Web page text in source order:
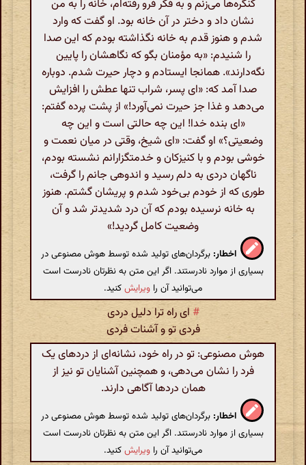
کنگره‌ها می‌زنم و به فکر فرو رفته‌ام، خانه را به من
نشان داد و دختر در آن خانه بود. او گفت که وارد
شدم و هنوز قدم به خانه نگذاشته بودم که این صدا
را شنیدم: «به مؤمنان بگو که نگاهشان را پایین
نگه‌دارند». همانجا ایستادم و دچار حیرت شدم. دوباره
صدا آمد که: «ای پسر، شراب تنها عطش را افزایش
می‌دهد و غذا جز حیرت نمی‌آورد!» از پشت پرده گفتم:
«ای بنده خدا! این چه حالتی است و این چه
وضعیتی؟» او گفت: «ای شیخ، وقتی در میان نعمت و
خوشی بودم و با کنیزکان و خدمتگزارانم نشسته بودم،
ناگهان دردی به دلم رسید و اندوهی جانم را گرفت،
طوری که از خودم بی‌خود شدم و پریشان گشتم. هنوز
به خانه نرسیده بودم که آن درد شدیدتر شد و آن
وضعیت کامل گردید!»
اخطار: برگردان‌های تولید شده توسط هوش مصنوعی در
بسیاری از موارد نادرستند. اگر این متن به نظرتان نادرست است
می‌توانید آن را ویرایشکنید.
# ای راه ترا دلیل دردی
فردی تو و آشنات فردی
هوش مصنوعی: تو در راه خود، نشانه‌ای از دردهای یک
فرد را نشان می‌دهی، و همچنین آشنایان تو نیز از
همان دردها آگاهی دارند.
اخطار: برگردان‌های تولید شده توسط هوش مصنوعی در
بسیاری از موارد نادرستند. اگر این متن به نظرتان نادرست است
می‌توانید آن را ویرایشکنید.